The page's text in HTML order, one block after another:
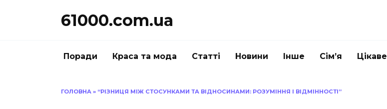
61000.com.ua
Поради Краса та мода Статті Новини Інше Сім’я Цікаве
ГОЛОВНА » “РІЗНИЦЯ МІЖ СТОСУНКАМИ ТА ВІДНОСИНАМИ: РОЗУМІННЯ І ВІДМІННОСТІ”